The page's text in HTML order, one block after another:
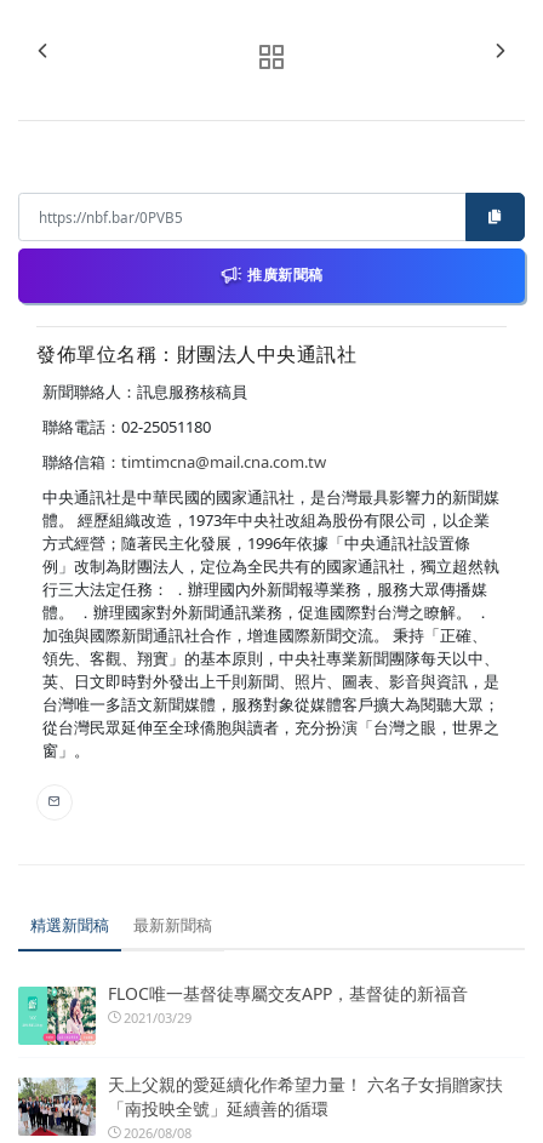
推廣新聞稿
發佈單位名稱：財團法人中央通訊社
新聞聯絡人：訊息服務核稿員
聯絡電話：02-25051180
聯絡信箱： timtimcna@mail.cna.com.tw
中央通訊社是中華民國的國家通訊社，是台灣最具影響力的新聞媒
體。 經歷組織改造，1973年中央社改組為股份有限公司，以企業
方式經營；隨著民主化發展，1996年依據「中央通訊社設置條
例」改制為財團法人，定位為全民共有的國家通訊社，獨立超然執
行三大法定任務： ．辦理國內外新聞報導業務，服務大眾傳播媒
體。 ．辦理國家對外新聞通訊業務，促進國際對台灣之瞭解。 ．
加強與國際新聞通訊社合作，增進國際新聞交流。 秉持「正確、
領先、客觀、翔實」的基本原則，中央社專業新聞團隊每天以中、
英、日文即時對外發出上千則新聞、照片、圖表、影音與資訊，是
台灣唯一多語文新聞媒體，服務對象從媒體客戶擴大為閱聽大眾；
從台灣民眾延伸至全球僑胞與讀者，充分扮演「台灣之眼，世界之
窗」。
精選新聞稿 最新新聞稿
FLOC唯一基督徒專屬交友APP，基督徒的新福音
2021/03/29
天上父親的愛延續化作希望力量！ 六名子女捐贈家扶
「南投映全號」延續善的循環
2026/08/08